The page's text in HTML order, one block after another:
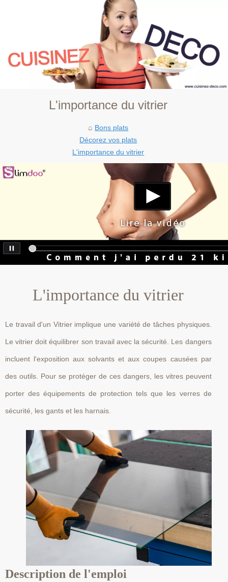
L'importance du vitrier
Bons plats
Décorez vos plats
L'importance du vitrier
L'importance du vitrier
Le travail d'un Vitrier implique une variété de tâches physiques.
Le vitrier doit équilibrer son travail avec la sécurité. Les dangers
incluent l'exposition aux solvants et aux coupes causées par
des outils. Pour se protéger de ces dangers, les vitres peuvent
porter des équipements de protection tels que les verres de
sécurité, les gants et les harnais.
Description de l'emploi